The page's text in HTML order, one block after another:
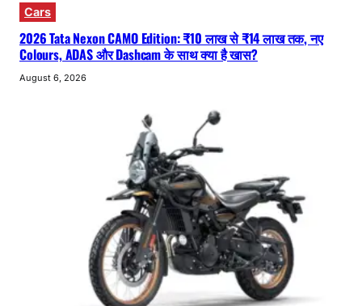
Cars
2026 Tata Nexon CAMO Edition: ₹10 लाख से ₹14 लाख तक, नए
Colours, ADAS और Dashcam के साथ क्या है खास?
August 6, 2026